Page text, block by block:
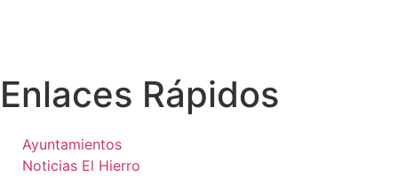
Enlaces Rápidos
Ayuntamientos
Noticias El Hierro